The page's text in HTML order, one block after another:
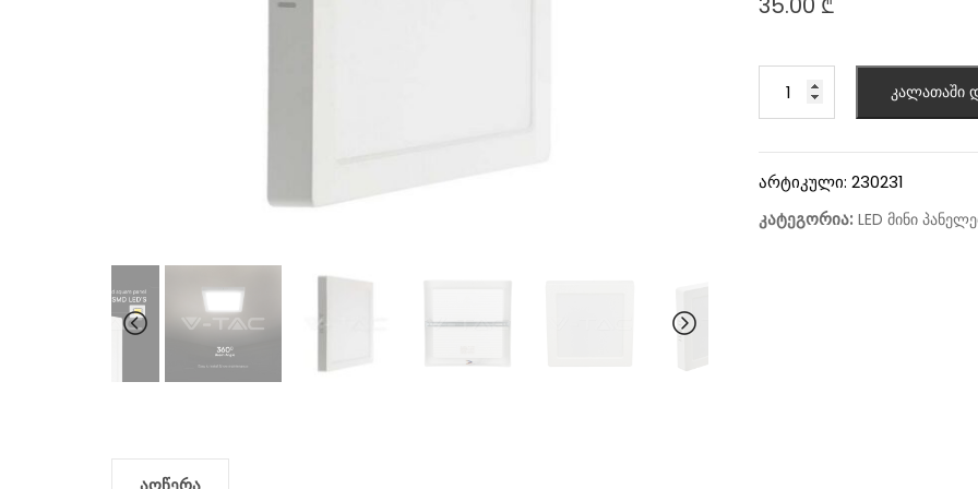
კალათაში
არტიკული: 230231
კატეგორია: LED მინი